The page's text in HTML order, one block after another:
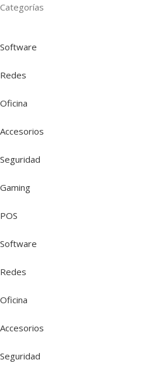
Categorías
Software
Redes
Oficina
Accesorios
Seguridad
Gaming
POS
Software
Redes
Oficina
Accesorios
Seguridad